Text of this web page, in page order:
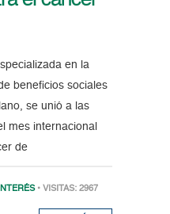
en la
beneficios sociales
se unió a las
mes internacional
de
• VISITAS: 2967